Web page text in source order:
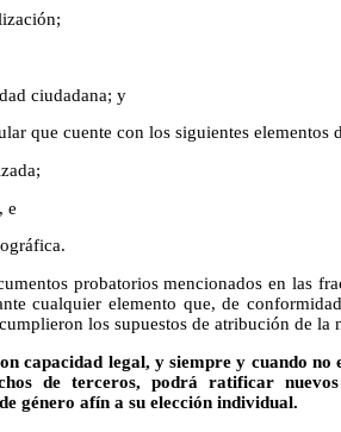
ciudadana; y
que cuente con los siguientes elementos
e
probatorios mencionados en las
cualquier elemento que, de
los supuestos de atribución de la
capacidad legal, y siempre y cuando no
de terceros, podrá ratificar
género afín a su elección individual.